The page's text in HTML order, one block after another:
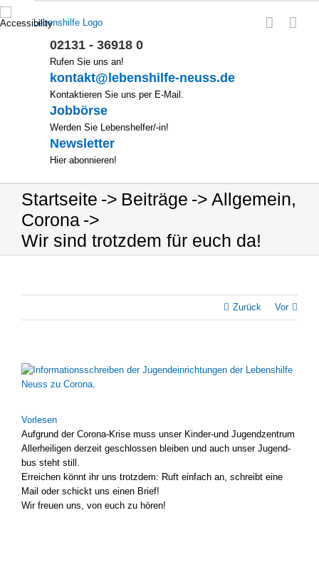
Zum
Inhalt
02131 - 36918 0
Rufen Sie uns an!
kontakt@lebenshilfe-neuss.de
Kontaktieren Sie uns per E-Mail.
Jobbörse
Werden Sie Lebenshelfer/-in!
Newsletter
Hier abonnieren!
Startseite Beiträge Allgemein,
Corona
Wir sind trotzdem für euch da!
Zurück Vor
Zeige
grösseres
Vor­le­sen
Auf­grund der Corona-Krise muss unser Kinder-und Jugend­zen­trum
Aller­hei­li­gen der­zeit geschlos­sen blei­ben und auch unser Jugend­
bus steht still.
Errei­chen könnt ihr uns trotz­dem: Ruft ein­fach an, schreibt eine
Mail oder schickt uns einen Brief!
Wir freu­en uns, von euch zu hören!